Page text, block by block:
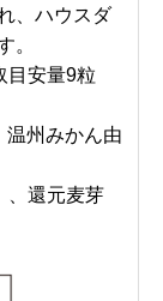
、ハウスダ
。
目安量9粒
温州みかん由
、還元麦芽